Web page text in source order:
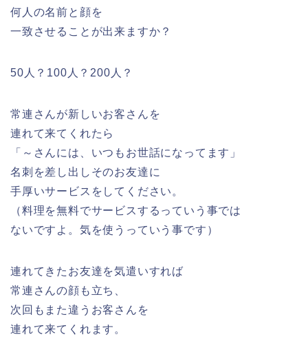
何人の名前と顔を
一致させることが出来ますか？
50人？100人？200人？
常連さんが新しいお客さんを
連れて来てくれたら
「～さんには、いつもお世話になってます」
名刺を差し出しそのお友達に
手厚いサービスをしてください。
（料理を無料でサービスするっていう事では
ないですよ。気を使うっていう事です）
連れてきたお友達を気遣いすれば
常連さんの顔も立ち、
次回もまた違うお客さんを
連れて来てくれます。